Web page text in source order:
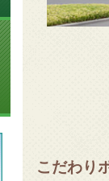
こだわり